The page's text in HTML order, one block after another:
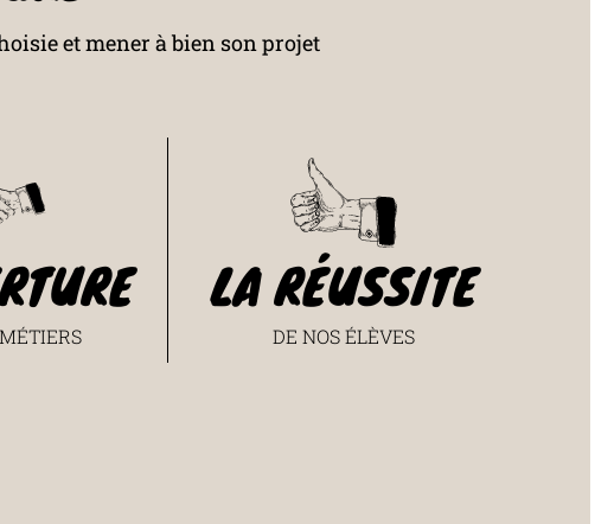
et mener à bien son projet
LA RÉUSSITE
DE NOS ÉLÈVES